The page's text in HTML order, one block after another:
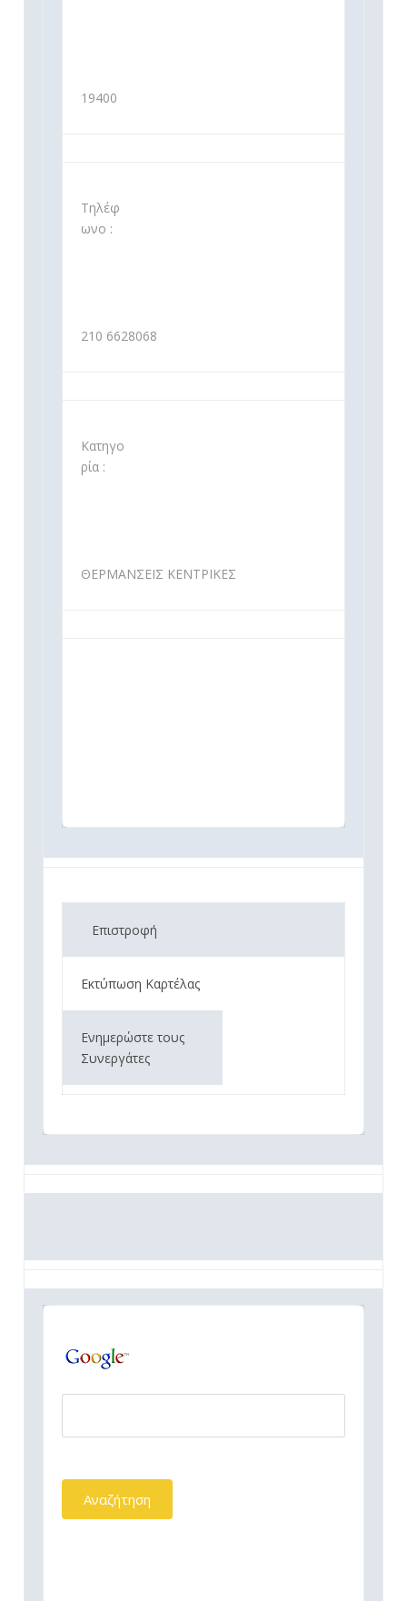
19400
Τηλέφ
ωνο :
210 6628068
Κατηγο
ρία :
ΘΕΡΜΑΝΣΕΙΣ ΚΕΝΤΡΙΚΕΣ
Επιστροφή
Εκτύπωση Καρτέλας
Ενημερώστε τους
Συνεργάτες